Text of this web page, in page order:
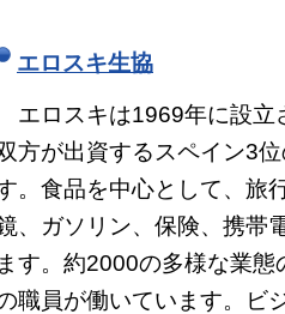
エロスキ生協
エロスキは1969年に設立
方が出資するスペイン3
。食品を中心として、旅
、ガソリン、保険、携帯
ます。約2000の多様な業
職員が働いています。ビ